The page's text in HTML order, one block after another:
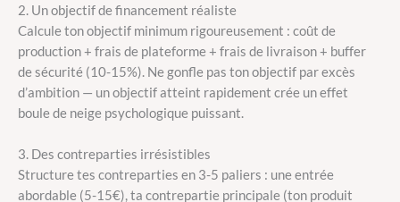
2. Un objectif de financement réaliste
Calcule ton objectif minimum rigoureusement : coût de
production + frais de plateforme + frais de livraison + buffer
de sécurité (10-15%). Ne gonfle pas ton objectif par excès
d’ambition — un objectif atteint rapidement crée un effet
boule de neige psychologique puissant.
3. Des contreparties irrésistibles
Structure tes contreparties en 3-5 paliers : une entrée
abordable (5-15€), ta contrepartie principale (ton produit